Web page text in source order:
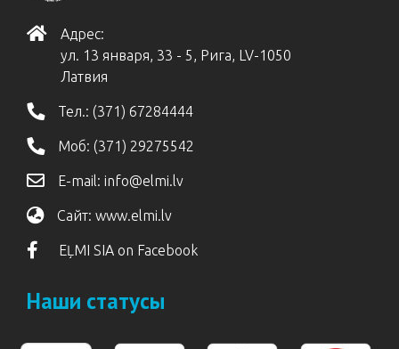
Адрес:
ул. 13 января, 33 - 5, Рига, LV-1050
Латвия
Тел.: (371) 67284444
Моб: (371) 29275542
E-mail: info@elmi.lv
Сайт: www.elmi.lv
EĻMI SIA on Facebook
Наши статусы